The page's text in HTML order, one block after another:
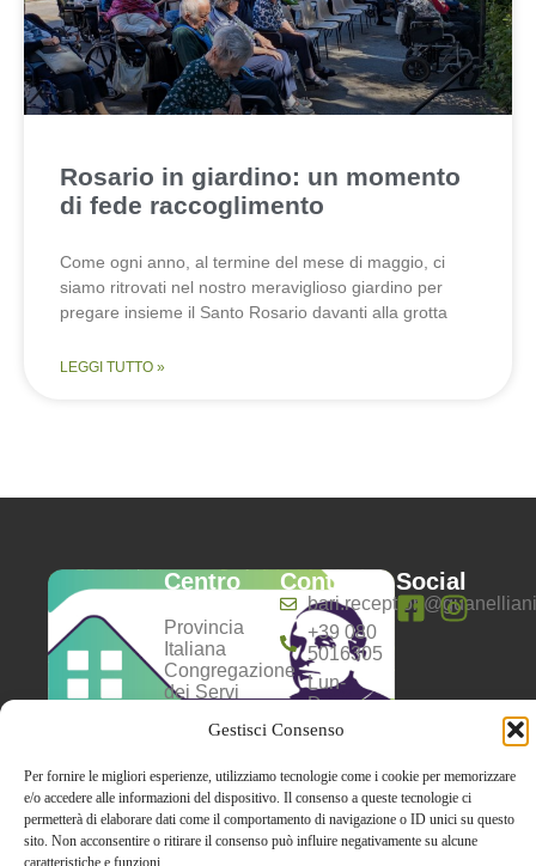
Gestisci Consenso
Per fornire le migliori esperienze, utilizziamo tecnologie come i cookie per memorizzare
e/o accedere alle informazioni del dispositivo. Il consenso a queste tecnologie ci
permetterà di elaborare dati come il comportamento di navigazione o ID unici su questo
sito. Non acconsentire o ritirare il consenso può influire negativamente su alcune
caratteristiche e funzioni.
Rosario in giardino: un momento
di fede raccoglimento
Come ogni anno, al termine del mese di maggio, ci
siamo ritrovati nel nostro meraviglioso giardino per
pregare insieme il Santo Rosario davanti alla grotta
LEGGI TUTTO »
Centro
Provincia
Italiana
Congregazione
dei Servi
Carità –
Guanella
P.I.01084241007
C.F.
02595400587
Contatti
+39 080
5016305
Lun-
Dom:
8:00 -
16:00 -
20:00
Social